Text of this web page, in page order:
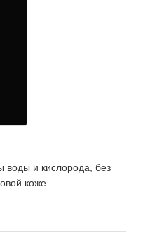
воды и кислорода, без
коже.